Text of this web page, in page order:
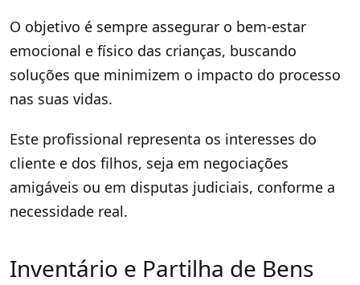
O objetivo é sempre assegurar o bem-estar
emocional e físico das crianças, buscando
soluções que minimizem o impacto do processo
nas suas vidas.
Este profissional representa os interesses do
cliente e dos filhos, seja em negociações
amigáveis ou em disputas judiciais, conforme a
necessidade real.
Inventário e Partilha de Bens